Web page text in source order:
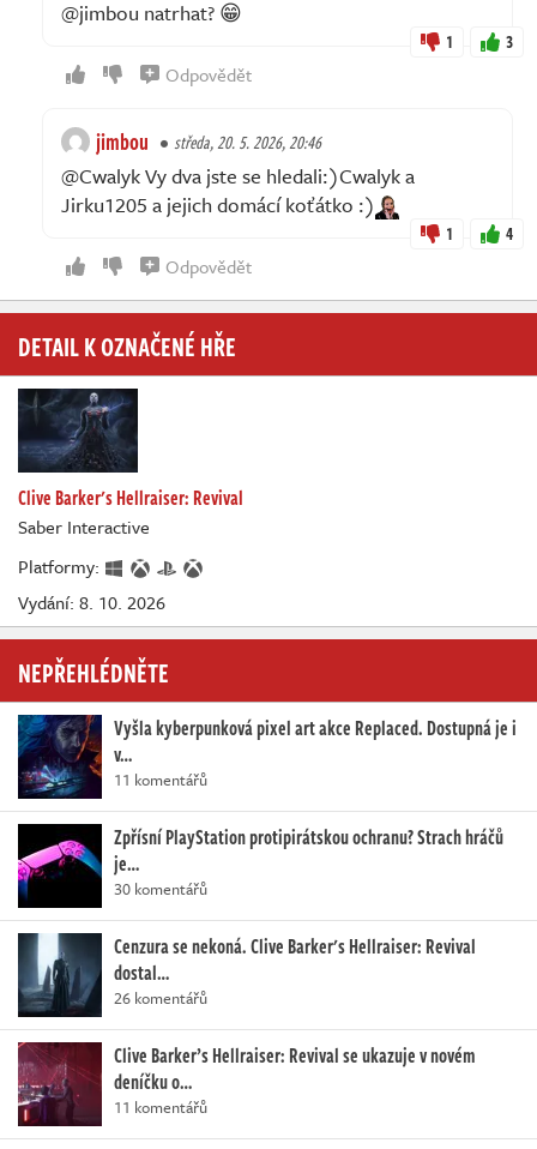
@jimbou natrhat? 😁
1 3
Odpovědět
jimbou středa, 20. 5. 2026, 20:46
@Cwalyk Vy dva jste se hledali:)Cwalyk a
Jirku1205 a jejich domácí koťátko :)
1 4
Odpovědět
DETAIL K OZNAČENÉ HŘE
Clive Barker's Hellraiser: Revival
Saber Interactive
Platformy:
Vydání: 8. 10. 2026
NEPŘEHLÉDNĚTE
Vyšla kyberpunková pixel art akce Replaced. Dostupná je i
v…
11 komentářů
Zpřísní PlayStation protipirátskou ochranu? Strach hráčů
je…
30 komentářů
Cenzura se nekoná. Clive Barker's Hellraiser: Revival
dostal…
26 komentářů
Clive Barker’s Hellraiser: Revival se ukazuje v novém
deníčku o…
11 komentářů